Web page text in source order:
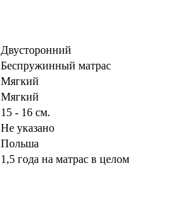
Двусторонний
Беспружинный матрас
Мягкий
Мягкий
15 - 16 см.
Не указано
Польша
1,5 года на матрас в целом